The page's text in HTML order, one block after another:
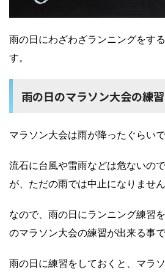
雨の日にわざわざランニングをす
す。
雨の日のマラソン大会の練習
マラソン大会は雨が降ったぐらい
流石に台風や雷雨などは危ないの
が、ただの雨では中止になりません
なので、雨の日にランニング練習
のマラソン大会の練習が出来る事で
雨の日に練習をしておくと、マラ